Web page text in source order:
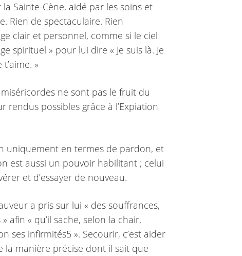
Sainte-Cène, aidé par les soins et
Rien de spectaculaire. Rien
clair et personnel, comme si le ciel
spirituel » pour lui dire « Je suis là. Je
»
ne sont pas le fruit du
rendus possibles grâce à l’Expiation
uniquement en termes de pardon, et
est aussi un pouvoir habilitant ; celui
et d’essayer de nouveau.
a pris sur lui « des souffrances,
afin « qu’il sache, selon la chair,
ses infirmités5 ». Secourir, c’est aider
manière précise dont il sait que